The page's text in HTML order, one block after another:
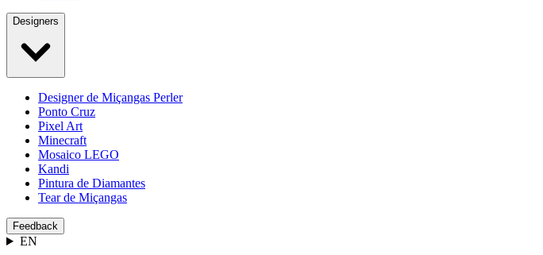
Designers
Designer de Miçangas Perler
Ponto Cruz
Pixel Art
Minecraft
Mosaico LEGO
Kandi
Pintura de Diamantes
Tear de Miçangas
Feedback
EN